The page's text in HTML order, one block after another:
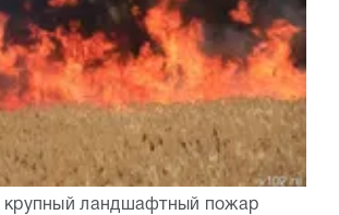
крупный ландшафтный пожар